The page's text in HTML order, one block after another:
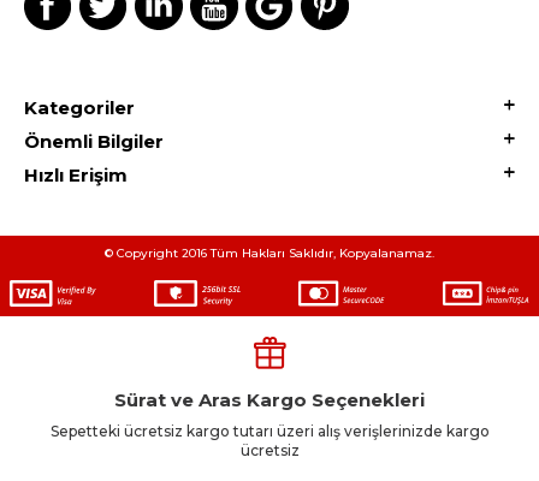
Kategoriler
Önemli Bilgiler
Hızlı Erişim
© Copyright 2016 Tüm Hakları Saklıdır, Kopyalanamaz.
Sürat ve Aras Kargo Seçenekleri
Sepetteki ücretsiz kargo tutarı üzeri alış verişlerinizde kargo
ücretsiz